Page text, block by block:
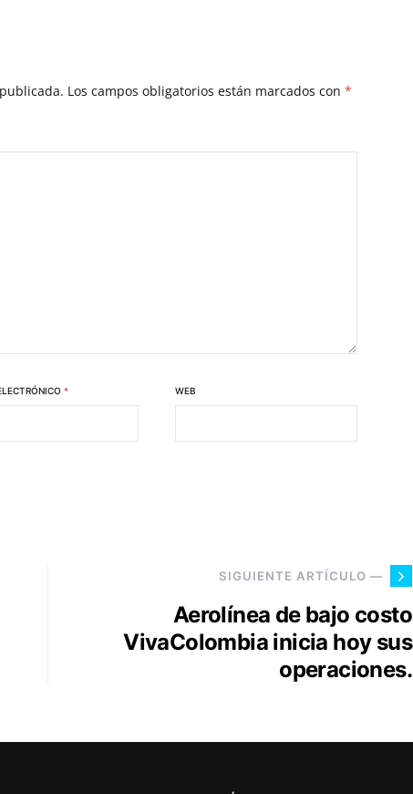
Los campos obligatorios están marcados con *
* WEB
SIGUIENTE ARTÍCULO —
Aerolínea de bajo costo
VivaColombia inicia hoy sus
operaciones.